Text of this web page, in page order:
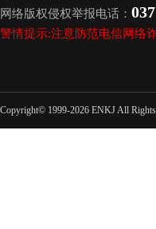
网络版权侵权举报电话：
警情提示:注意防范电信网络
Copyright© 1999-2026 ENKJ All